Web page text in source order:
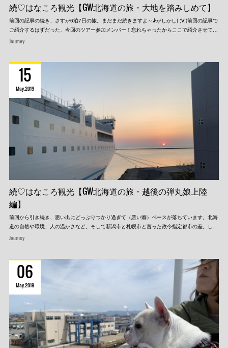
続♡はなころ観光【GW北海道の旅・大地を踏みしめて】
前回の記事の続き、さすが6泊7日の旅。まだまだ続きますよ～♪がしかし( ;∀;)前回の記事で
ご紹介するはずだった、今回のツアー参加メンバー！忘れちゃったからここで紹介させて…
Journey
続♡はなころ観光【GW北海道の旅・越後の弾丸娘上陸
編】
前回から引き続き、思い出にどっぷりつかり過ぎて（悪い癖）ペースが落ちています。北海
道の自然や環境、人の温かさなど。そして新潟市と札幌市と言った政令指定都市の差。し…
15
May2019
Journey
06
May2019